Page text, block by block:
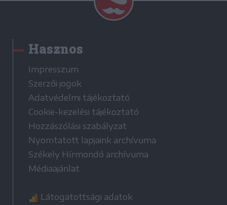
Hasznos
Impresszum
Szerzői jogok
Adatvédelmi tájékoztató
Cookie-kezelési tájékoztató
Hozzászólási szabályzat
Nyomtatott lapjaink archívuma
Székely Hírmondó archívuma
Médiaajánlat
Látogatottsági adatok